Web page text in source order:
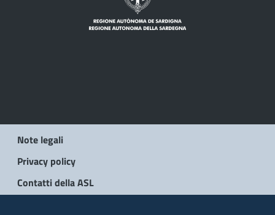
Note legali
Privacy policy
Contatti della ASL